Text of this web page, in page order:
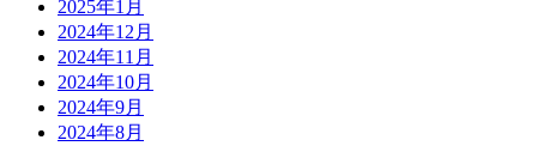
2025年1月
2024年12月
2024年11月
2024年10月
2024年9月
2024年8月